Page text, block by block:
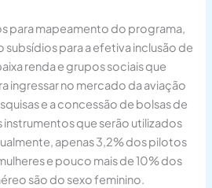
para mapeamento do programa,
subsídios para a efetiva inclusão de
renda e grupos sociais que
ingressar no mercado da aviação
e a concessão de bolsas de
instrumentos que serão utilizados
apenas 3,2% dos pilotos
e pouco mais de 10% dos
são do sexo feminino.